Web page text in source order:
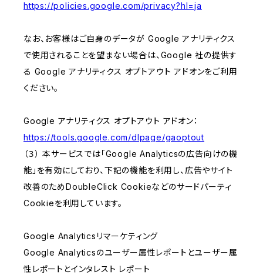
https://policies.google.com/privacy?hl=ja
なお、お客様はご自身のデータが Google アナリティクス
で使用されることを望まない場合は、Google 社の提供す
る Google アナリティクス オプトアウト アドオンをご利用
ください。
Google アナリティクス オプトアウト アドオン：
https://tools.google.com/dlpage/gaoptout
（３） 本サービスでは「Google Analyticsの広告向けの機
能」を有効にしており、下記の機能を利用し、広告やサイト
改善のためDoubleClick Cookieなどのサードパーティ
Cookieを利用しています。
Google Analyticsリマーケティング
Google Analyticsのユーザー属性レポートとユーザー属
性レポートとインタレスト レポート